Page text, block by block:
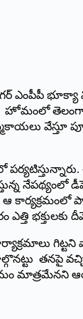
భూక్యా
తెలంగాణ
వేస్తూ
నేపథ్యంలో
కార్యక్రమంలో
మాత్రమేనని